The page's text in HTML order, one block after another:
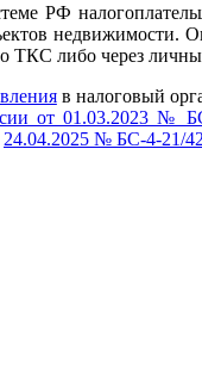
РФ
недвижимости.
либо через
в налоговый
от 01.03.2023 №
24.04.2025 № БС-4-21/